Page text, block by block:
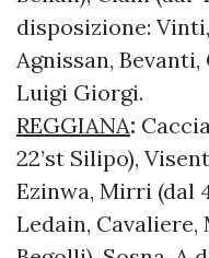
disposizione:
Agnissan,
Luigi Giorgi.
REGGIANA:
22’st Silipo),
Ezinwa, Mirri (dal
Ledain, Cavaliere,